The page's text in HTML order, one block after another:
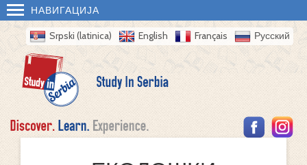
НАВИГАЦИЈА
Srpski (latinica) English Français Русский